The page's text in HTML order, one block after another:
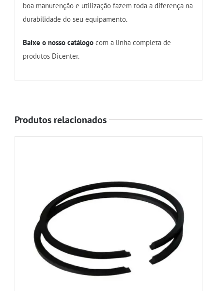
boa manutenção e utilização fazem toda a diferença na
durabilidade do seu equipamento.
Baixe o nosso catálogocom a linha completa de
produtos Dicenter.
Produtos relacionados